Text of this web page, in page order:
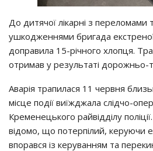
До дитячої лікарні з переломами
ушкодженнями бригада
доправила 15-річного хлопця.
отримав у результаті дорожньо-
Аварія трапилася 11 червня
місце події виїжджала слідчо-
Кременецького райвідділу
відомо, що потерпілий, керуючи
впорався із керуванням та